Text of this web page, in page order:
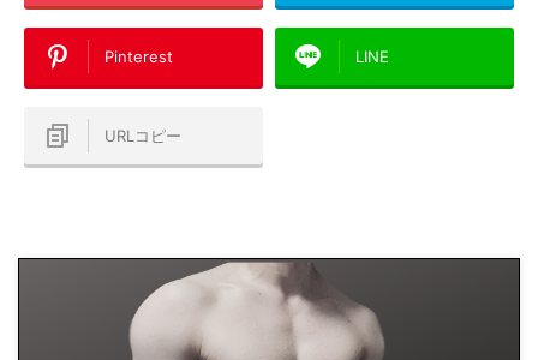
Pinterest LINE
URLコピー